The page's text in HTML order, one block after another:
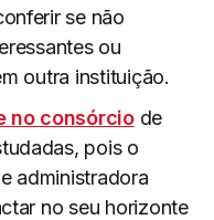
se não
ou
outra instituição.
no consórciode
pois o
administradora
no seu horizonte